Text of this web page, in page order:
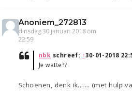
Anoniem_272813
dinsdag 30 januari 2018 om
22:59
nbk schreef: ↑30-01-2018
Je watte??
Schoenen, denk ik....... (met hulp